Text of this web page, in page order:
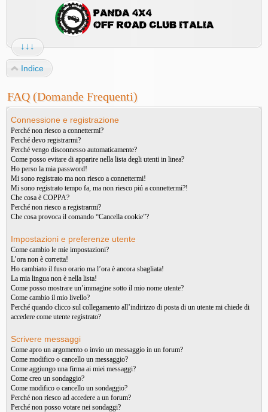
↓↓↓
Indice
FAQ (Domande Frequenti)
Connessione e registrazione
Perché non riesco a connettermi?
Perché devo registrarmi?
Perché vengo disconnesso automaticamente?
Come posso evitare di apparire nella lista degli utenti in linea?
Ho perso la mia password!
Mi sono registrato ma non riesco a connettermi!
Mi sono registrato tempo fa, ma non riesco piú a connettermi?!
Che cosa è COPPA?
Perché non riesco a registrarmi?
Che cosa provoca il comando “Cancella cookie”?
Impostazioni e preferenze utente
Come cambio le mie impostazioni?
L’ora non è corretta!
Ho cambiato il fuso orario ma l’ora è ancora sbagliata!
La mia lingua non è nella lista!
Come posso mostrare un’immagine sotto il mio nome utente?
Come cambio il mio livello?
Perché quando clicco sul collegamento all’indirizzo di posta di un utente mi chiede di
accedere come utente registrato?
Scrivere messaggi
Come apro un argomento o invio un messaggio in un forum?
Come modifico o cancello un messaggio?
Come aggiungo una firma ai miei messaggi?
Come creo un sondaggio?
Come modifico o cancello un sondaggio?
Perché non riesco ad accedere a un forum?
Perché non posso votare nei sondaggi?